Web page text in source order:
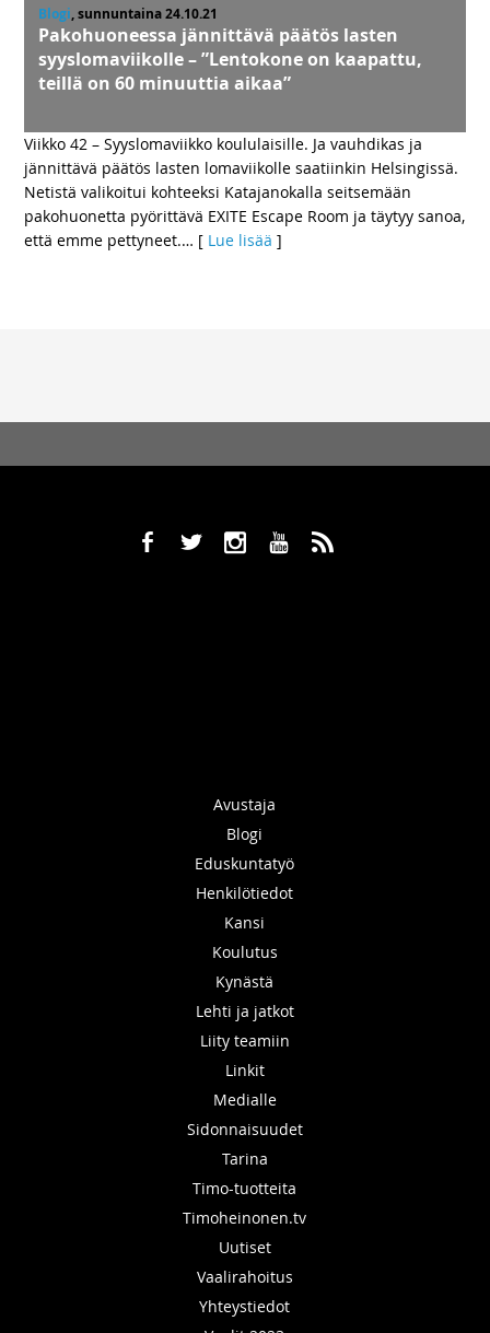
Blogi, sunnuntaina 24.10.21
Pakohuoneessa jännittävä päätös lasten
syyslomaviikolle – ”Lentokone on kaapattu,
teillä on 60 minuuttia aikaa”
Viikko 42 – Syyslomaviikko koululaisille. Ja vauhdikas ja
jännittävä päätös lasten lomaviikolle saatiinkin Helsingissä.
Netistä valikoitui kohteeksi Katajanokalla seitsemään
pakohuonetta pyörittävä EXITE Escape Room ja täytyy sanoa,
että emme pettyneet.… [ Lue lisää ]
b a x r ,
Avustaja
Blogi
Eduskuntatyö
Henkilötiedot
Kansi
Koulutus
Kynästä
Lehti ja jatkot
Liity teamiin
Linkit
Medialle
Sidonnaisuudet
Tarina
Timo-tuotteita
Timoheinonen.tv
Uutiset
Vaalirahoitus
Yhteystiedot